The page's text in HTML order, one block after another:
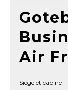
Air
Siège et cabine